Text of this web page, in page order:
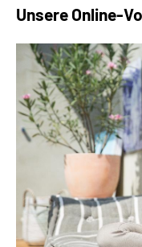
Unsere Online-